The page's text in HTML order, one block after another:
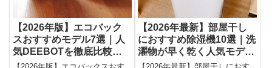
【2026年版】エコバック
スおすすめモデル7選｜人
気DEEBOTを徹底比較！
初心者から高性能モデルま
【2026年最新】部屋干し
におすすめ除湿機10選｜洗
濯物が早く乾く人気モデル
を徹底解説